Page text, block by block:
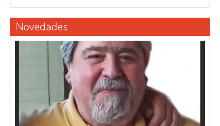
Novedades